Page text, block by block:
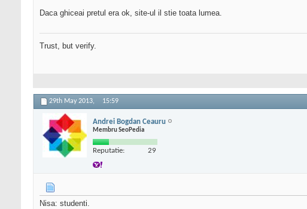
Daca ghiceai pretul era ok, site-ul il stie toata lumea.
Trust, but verify.
29th May 2013, 15:59
Andrei Bogdan Ceauru
Membru SeoPedia
Reputatie: 29
Nisa: studenti.